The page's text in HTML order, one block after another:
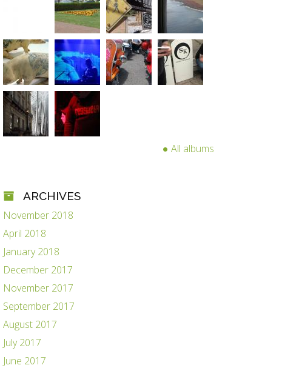
All albums
ARCHIVES
November 2018
April 2018
January 2018
December 2017
November 2017
September 2017
August 2017
July 2017
June 2017